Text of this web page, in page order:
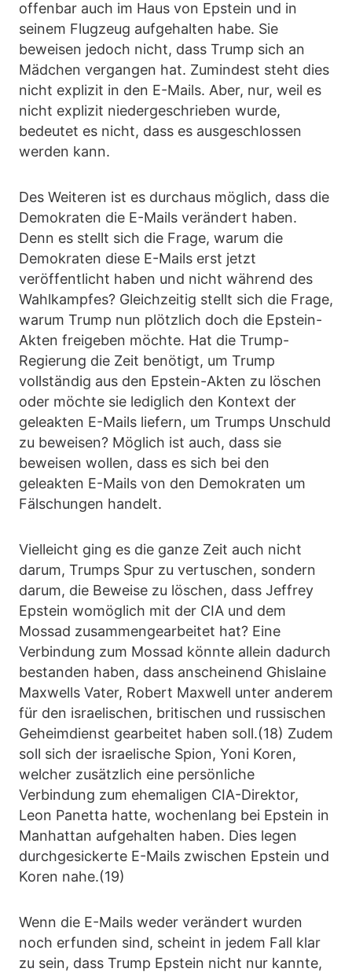
offenbar auch im Haus von Epstein und in
seinem Flugzeug aufgehalten habe. Sie
beweisen jedoch nicht, dass Trump sich an
Mädchen vergangen hat. Zumindest steht dies
nicht explizit in den E-Mails. Aber, nur, weil es
nicht explizit niedergeschrieben wurde,
bedeutet es nicht, dass es ausgeschlossen
werden kann.
Des Weiteren ist es durchaus möglich, dass die
Demokraten die E-Mails verändert haben.
Denn es stellt sich die Frage, warum die
Demokraten diese E-Mails erst jetzt
veröffentlicht haben und nicht während des
Wahlkampfes? Gleichzeitig stellt sich die Frage,
warum Trump nun plötzlich doch die Epstein-
Akten freigeben möchte. Hat die Trump-
Regierung die Zeit benötigt, um Trump
vollständig aus den Epstein-Akten zu löschen
oder möchte sie lediglich den Kontext der
geleakten E-Mails liefern, um Trumps Unschuld
zu beweisen? Möglich ist auch, dass sie
beweisen wollen, dass es sich bei den
geleakten E-Mails von den Demokraten um
Fälschungen handelt.
Vielleicht ging es die ganze Zeit auch nicht
darum, Trumps Spur zu vertuschen, sondern
darum, die Beweise zu löschen, dass Jeffrey
Epstein womöglich mit der CIA und dem
Mossad zusammengearbeitet hat? Eine
Verbindung zum Mossad könnte allein dadurch
bestanden haben, dass anscheinend Ghislaine
Maxwells Vater, Robert Maxwell unter anderem
für den israelischen, britischen und russischen
Geheimdienst gearbeitet haben soll.(18) Zudem
soll sich der israelische Spion, Yoni Koren,
welcher zusätzlich eine persönliche
Verbindung zum ehemaligen CIA-Direktor,
Leon Panetta hatte, wochenlang bei Epstein in
Manhattan aufgehalten haben. Dies legen
durchgesickerte E-Mails zwischen Epstein und
Koren nahe.(19)
Wenn die E-Mails weder verändert wurden
noch erfunden sind, scheint in jedem Fall klar
zu sein, dass Trump Epstein nicht nur kannte,